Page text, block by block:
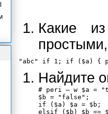
Какие
Найдите
# peri – w $а =
$b = "false";
if ($a) $a = $b;